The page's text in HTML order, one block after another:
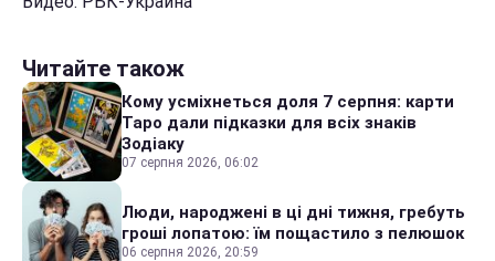
Читайте також
Кому усміхнеться доля 7 серпня: карти
Таро дали підказки для всіх знаків
Зодіаку
07 серпня 2026, 06:02
Люди, народжені в ці дні тижня, гребуть
гроші лопатою: їм пощастило з пелюшок
06 серпня 2026, 20:59